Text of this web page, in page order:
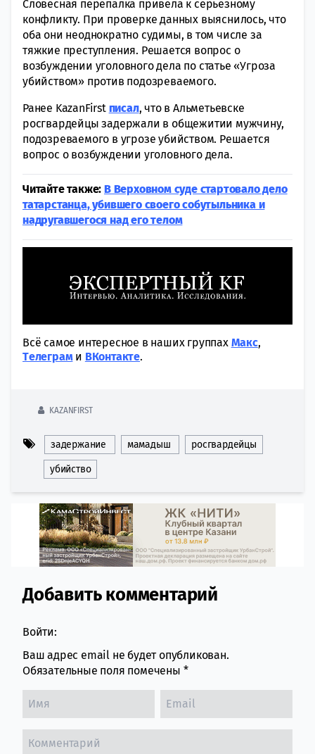
Словесная перепалка привела к серьезному
конфликту. При проверке данных выяснилось, что
оба они неоднократно судимы, в том числе за
тяжкие преступления. Решается вопрос о
возбуждении уголовного дела по статье «Угроза
убийством» против подозреваемого.
Ранее KazanFirst писал, что в Альметьевске
росгвардейцы задержали в общежитии мужчину,
подозреваемого в угрозе убийством. Решается
вопрос о возбуждении уголовного дела.
Читайте также: В Верховном суде стартовало дело
татарстанца, убившего своего собутыльника и
надругавшегося над его телом
Всё самое интересное в наших группах Макс,
Tелеграми ВКонтакте.
KAZANFIRST
задержание мамадыш росгвардейцы
убийство
Comment section
Добавить комментарий
Войти:
Ваш адрес email не будет опубликован.
Обязательные поля помечены *